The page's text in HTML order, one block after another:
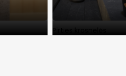
Pirties krosnelės